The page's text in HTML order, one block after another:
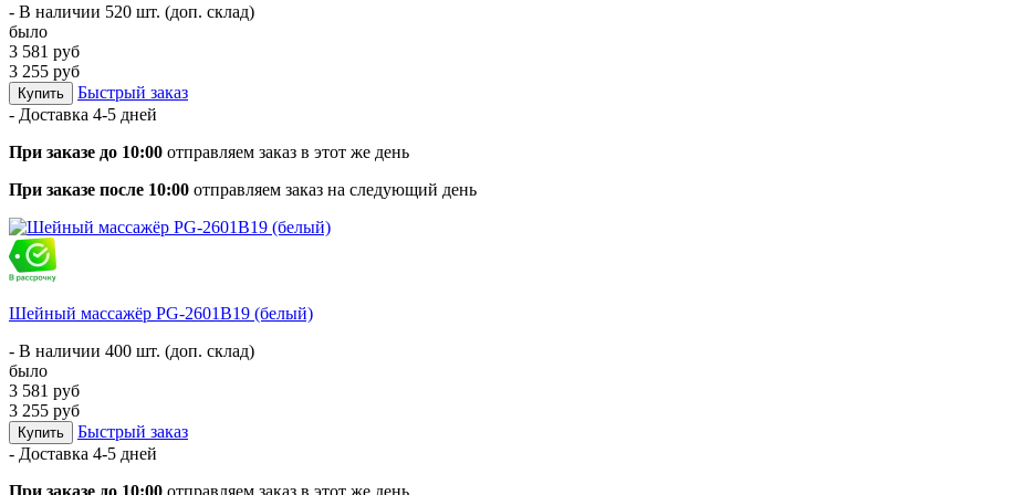
- В наличии 520 шт. (доп. склад)
было
3 581 руб
3 255 руб
Купить
Быстрый заказ
- Доставка 4-5 дней
При заказе до 10:00 отправляем заказ в этот же день
При заказе после 10:00 отправляем заказ на следующий день
Шейный массажёр PG-2601B19 (белый)
- В наличии 400 шт. (доп. склад)
было
3 581 руб
3 255 руб
Купить
Быстрый заказ
- Доставка 4-5 дней
При заказе до 10:00 отправляем заказ в этот же день